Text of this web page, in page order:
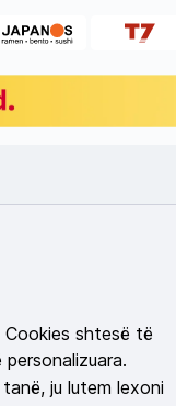
Cookies shtesë të
ju lutem lexoni